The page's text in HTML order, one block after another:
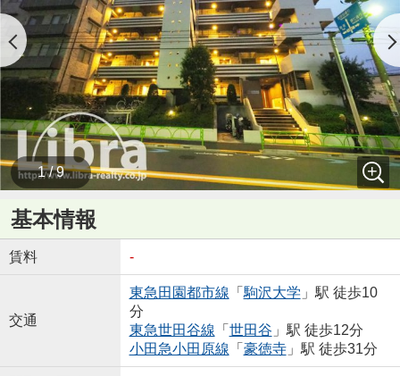
1 / 9
基本情報
賃料 -
交通
東急田園都市線 「 駒沢大学 」駅 徒歩10
分
東急世田谷線 「 世田谷 」駅 徒歩12分
小田急小田原線 「 豪徳寺」駅 徒歩31分